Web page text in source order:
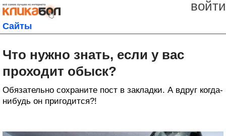
войти
Сайты
Что нужно знать, если у вас
проходит обыск?
Обязательно сохраните пост в закладки. А вдруг когда-
нибудь он пригодится?!